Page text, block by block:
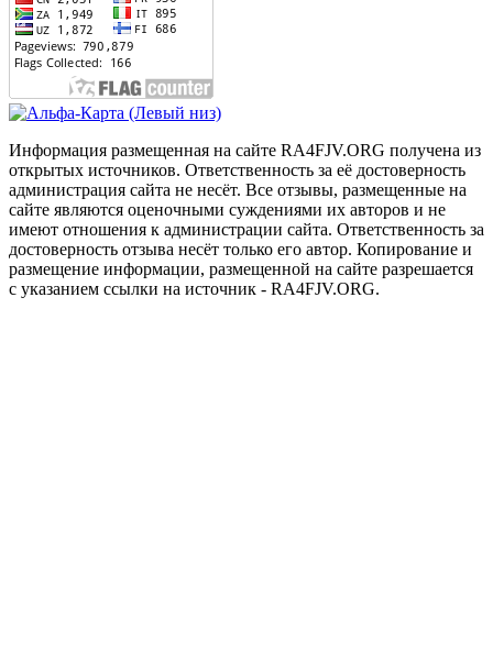
Информация размещенная на сайте RA4FJV.ORG получена из
открытых источников. Ответственность за её достоверность
администрация сайта не несёт. Все отзывы, размещенные на
сайте являются оценочными суждениями их авторов и не
имеют отношения к администрации сайта. Ответственность за
достоверность отзыва несёт только его автор. Копирование и
размещение информации, размещенной на сайте разрешается
с указанием ссылки на источник - RA4FJV.ORG.